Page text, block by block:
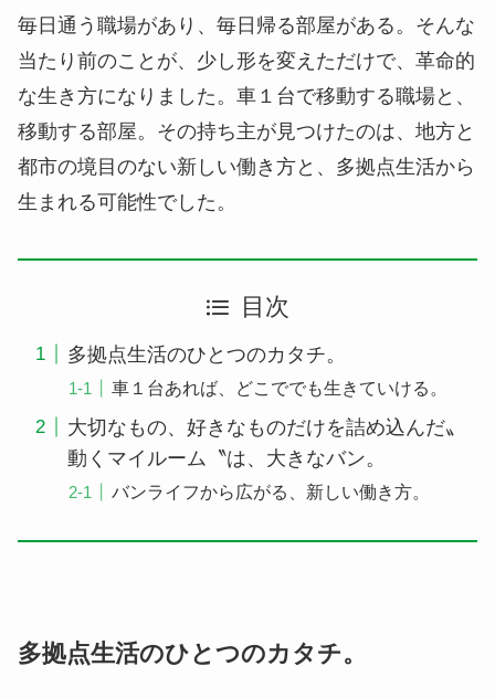
毎日通う職場があり、毎日帰る部屋がある。そんな
当たり前のことが、少し形を変えただけで、革命的
な生き方になりました。車１台で移動する職場と、
移動する部屋。その持ち主が見つけたのは、地方と
都市の境目のない新しい働き方と、多拠点生活から
生まれる可能性でした。
目次
多拠点生活のひとつのカタチ。
車１台あれば、どこででも生きていける。
大切なもの、好きなものだけを詰め込んだ〟
動くマイルーム〝は、大きなバン。
バンライフから広がる、新しい働き方。
多拠点生活のひとつのカタチ。